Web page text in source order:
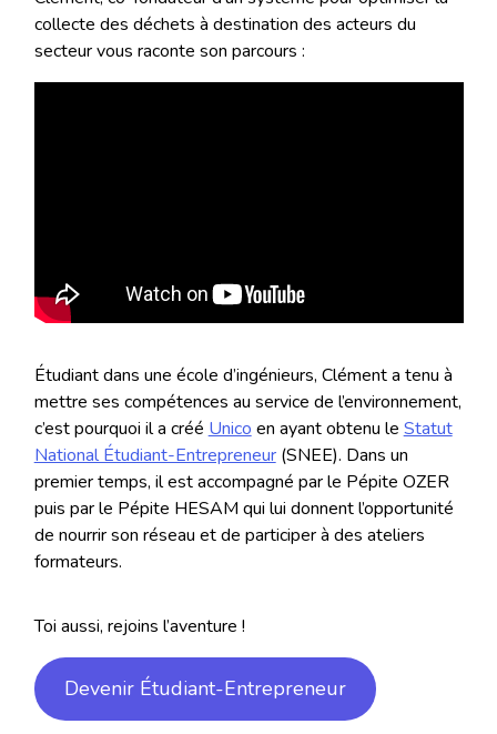
collecte des déchets à destination des acteurs du
secteur vous raconte son parcours :
Étudiant dans une école d’ingénieurs, Clément a tenu à
mettre ses compétences au service de l’environnement,
c’est pourquoi il a créé Unico en ayant obtenu le Statut
National Étudiant-Entrepreneur(SNEE). Dans un
premier temps, il est accompagné par le Pépite OZER
puis par le Pépite HESAM qui lui donnent l’opportunité
de nourrir son réseau et de participer à des ateliers
formateurs.
Toi aussi, rejoins l’aventure !
Devenir Étudiant-Entrepreneur